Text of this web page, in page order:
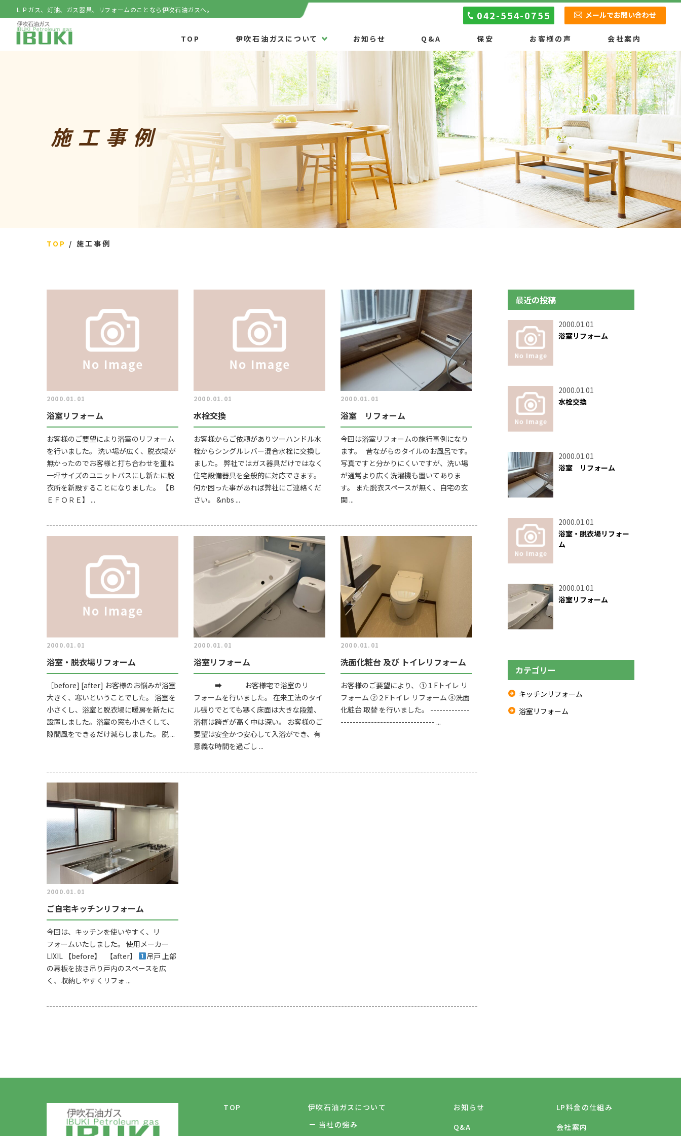
ＬＰガス、灯油、ガス器具、リフォームのことなら伊吹石油ガスへ。
TOP 伊吹石油ガスについて
当社の強み
私たちにできる事
機器一覧
お知らせ Q&A 保安 お客様の声 会社案内
042-554-0755 メールでお問い合わせ
施工事例
TOP 施工事例
2000.01.01
浴室リフォーム
お客様のご要望により浴室のリフォーム
を行いました。 洗い場が広く、脱衣場が
無かったのでお客様と打ち合わせを重ね
一坪サイズのユニットバスにし新たに脱
衣所を新設することになりました。 【Ｂ
ＥＦＯＲＥ】 ...
2000.01.01
水栓交換
お客様からご依頼がありツーハンドル水
栓からシングルレバー混合水栓に交換し
ました。 弊社ではガス器具だけではなく
住宅設備器具を全般的に対応できます。
何か困った事があれば弊社にご連絡くだ
さい。 &nbs ...
2000.01.01
浴室 リフォーム
今回は浴室リフォームの施行事例になり
ます。 昔ながらのタイルのお風呂です。
写真ですと分かりにくいですが、洗い場
が通常より広く洗濯機も置いてありま
す。 また脱衣スペースが無く、自宅の玄
関 ...
2000.01.01
浴室・脱衣場リフォーム
［before] [after] お客様のお悩みが浴室
大きく、寒いということでした。 浴室を
小さくし、浴室と脱衣場に暖房を新たに
設置しました。浴室の窓も小さくして、
隙間風をできるだけ減らしました。 脱 ...
2000.01.01
浴室リフォーム
➡ お客様宅で浴室のリ
フォームを行いました。 在来工法のタイ
ル張りでとても寒く床面は大きな段差、
浴槽は跨ぎが高く中は深い。 お客様のご
要望は安全かつ安心して入浴ができ、有
意義な時間を過ごし ...
2000.01.01
洗面化粧台 及び トイレリフォーム
お客様のご要望により、 ➀１Fトイレ リ
フォーム ➁２Fトイレ リフォーム ➂洗面
化粧台 取替 を行いました。 -------------
------------------------------- ...
2000.01.01
ご自宅キッチンリフォーム
今回は、キッチンを使いやすく、リ
フォームいたしました。 使用メーカー
LIXIL 【before】 【after】
吊戸 上部
の幕板を抜き吊り戸内のスペースを広
く、収納しやすくリフォ ...
最近の投稿
2000.01.01
浴室リフォーム
2000.01.01
水栓交換
2000.01.01
浴室 リフォーム
2000.01.01
浴室・脱衣場リフォー
ム
2000.01.01
浴室リフォーム
カテゴリー
キッチンリフォーム
浴室リフォーム
TOP
伊吹石油ガスについて
当社の強み
お知らせ
Q&A
LP料金の仕組み
会社案内